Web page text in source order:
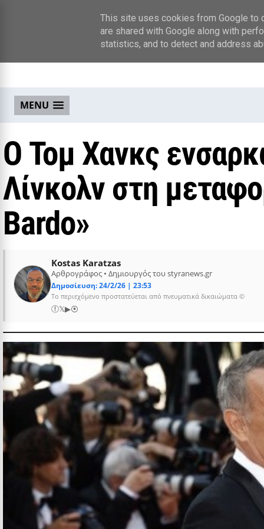
MENU
Ο Τομ Χανκς
Λίνκολν στη
Bardo»
Kostas Karatzas
Αρθρογράφος • Δημιουργός του styranews.gr
Δημοσίευση: 24/2/26 | 23:53
Το περιεχόμενο προστατεύεται από πνευματικά δικαιώματα ©
ⓕ𝕏▶⦿
This site uses cookies from Google to
are shared with Google along with
statistics, and to detect and address